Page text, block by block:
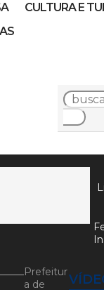
CULTURA E
Prefeitur
a de